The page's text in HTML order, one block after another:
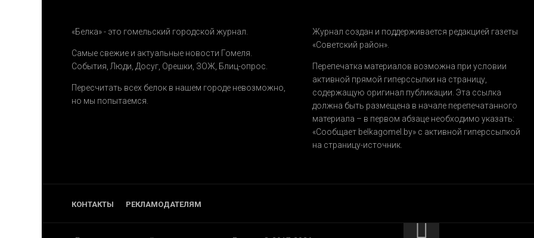
«Белка» - это гомельский городской журнал.
Самые свежие и актуальные новости Гомеля.
События Люди Досуг Орешки ЗОЖ Блиц-опрос
Пересчитать всех белок в нашем городе невозможно,
но мы попытаемся.
Журнал создан и поддерживается редакцией газеты
«Советский район».
Перепечатка материалов возможна при условии
активной прямой гиперссылки на страницу,
содержащую оригинал публикации. Эта ссылка
должна быть размещена в начале перепечатанного
материала – в первом абзаце необходимо указать:
«Сообщает belkagomel.by»с активной гиперссылкой
на страницу-источник.
КОНТАКТЫ РЕКЛАМОДАТЕЛЯМ